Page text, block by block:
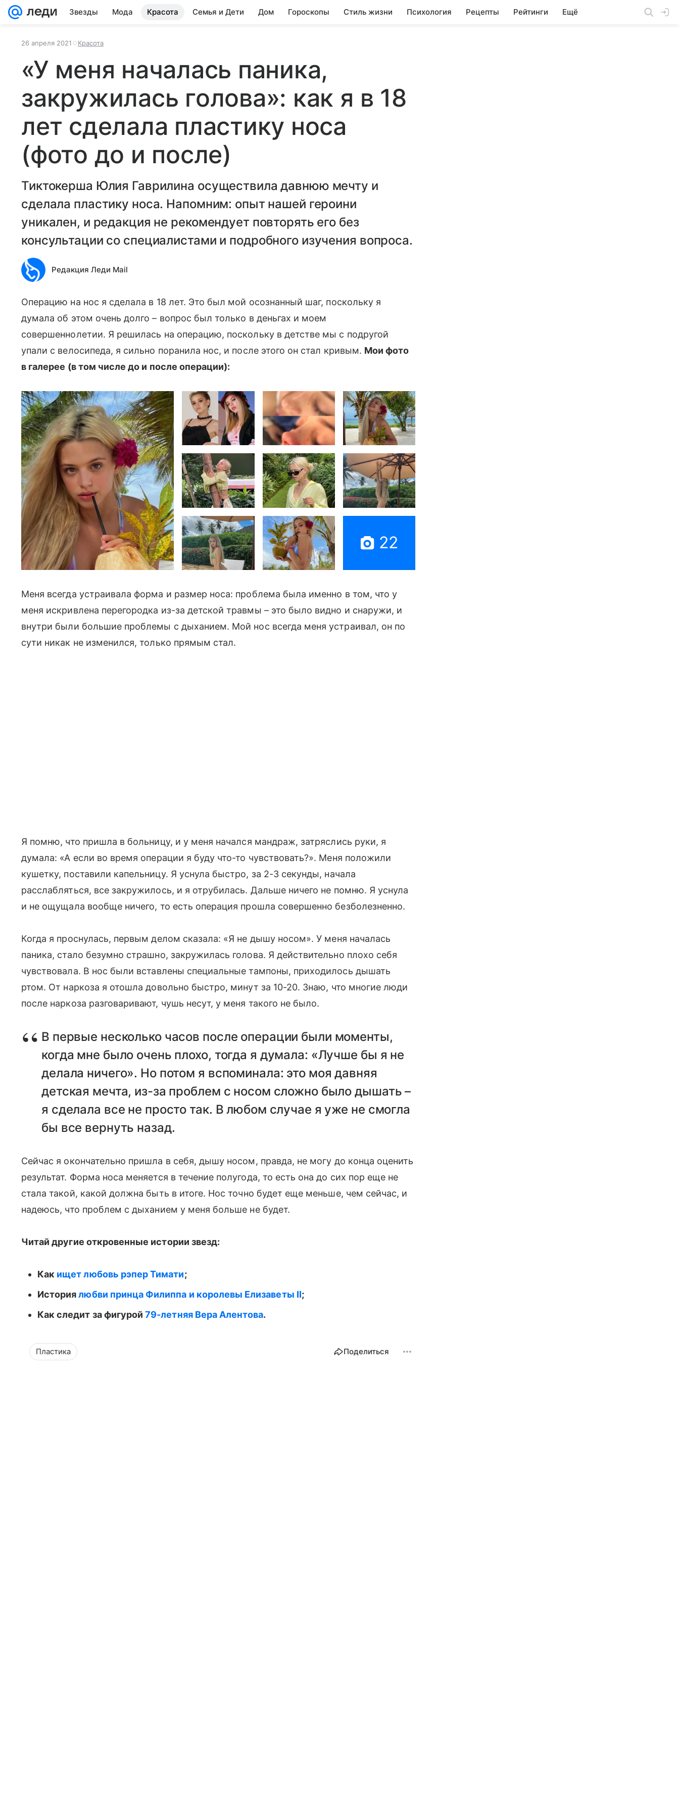
Звезды Мода Красота Семья и Дети Дом Гороскопы Стиль жизни Психология Рецепты Рейтинги Ещё
26 апреля 2021 Красота
«У меня началась паника,
закружилась голова»: как я в 18
лет сделала пластику носа
(фото до и после)
Тиктокерша Юлия Гаврилина осуществила давнюю мечту и
сделала пластику носа. Напомним: опыт нашей героини
уникален, и редакция не рекомендует повторять его без
консультации со специалистами и подробного изучения вопроса.
Редакция Леди Mail
Операцию на нос я сделала в 18 лет. Это был мой осознанный шаг, поскольку я
думала об этом очень долго – вопрос был только в деньгах и моем
совершеннолетии. Я решилась на операцию, поскольку в детстве мы с подругой
упали с велосипеда, я сильно поранила нос, и после этого он стал кривым. Мои фото
в галерее (в том числе до и после операции):
22
Меня всегда устраивала форма и размер носа: проблема была именно в том, что у
меня искривлена перегородка из-за детской травмы – это было видно и снаружи, и
внутри были большие проблемы с дыханием. Мой нос всегда меня устраивал, он по
сути никак не изменился, только прямым стал.
Я помню, что пришла в больницу, и у меня начался мандраж, затряслись руки, я
думала: «А если во время операции я буду что-то чувствовать?». Меня положили
кушетку, поставили капельницу. Я уснула быстро, за 2-3 секунды, начала
расслабляться, все закружилось, и я отрубилась. Дальше ничего не помню. Я уснула
и не ощущала вообще ничего, то есть операция прошла совершенно безболезненно.
Когда я проснулась, первым делом сказала: «Я не дышу носом». У меня началась
паника, стало безумно страшно, закружилась голова. Я действительно плохо себя
чувствовала. В нос были вставлены специальные тампоны, приходилось дышать
ртом. От наркоза я отошла довольно быстро, минут за 10-20. Знаю, что многие люди
после наркоза разговаривают, чушь несут, у меня такого не было.
В первые несколько часов после операции были моменты,
когда мне было очень плохо, тогда я думала: «Лучше бы я не
делала ничего». Но потом я вспоминала: это моя давняя
детская мечта, из-за проблем с носом сложно было дышать –
я сделала все не просто так. В любом случае я уже не смогла
бы все вернуть назад.
Сейчас я окончательно пришла в себя, дышу носом, правда, не могу до конца оценить
результат. Форма носа меняется в течение полугода, то есть она до сих пор еще не
стала такой, какой должна быть в итоге. Нос точно будет еще меньше, чем сейчас, и
надеюсь, что проблем с дыханием у меня больше не будет.
Читай другие откровенные истории звезд:
Как ищет любовь рэпер Тимати;
Историялюбви принца Филиппа и королевы Елизаветы II;
Как следит за фигурой79-летняя Вера Алентова.
Пластика Поделиться